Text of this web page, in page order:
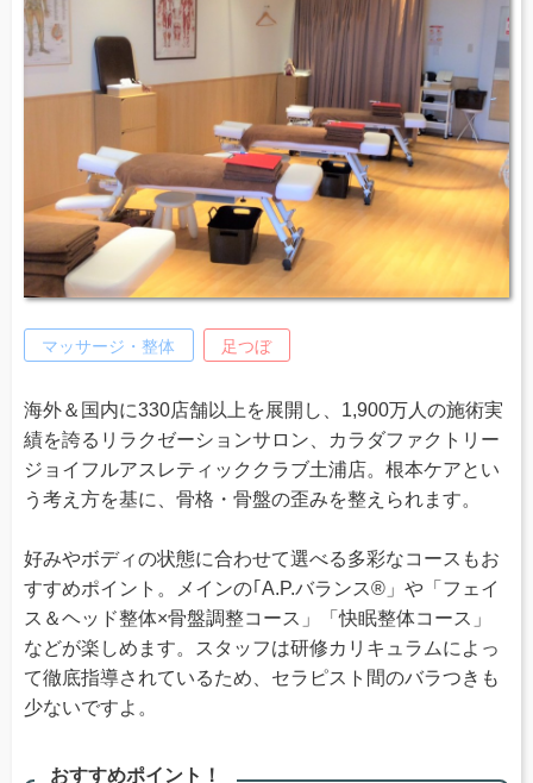
マッサージ・整体 足つぼ
海外＆国内に330店舗以上を展開し、1,900万人の施術実
績を誇るリラクゼーションサロン、カラダファクトリー
ジョイフルアスレティッククラブ土浦店。根本ケアとい
う考え方を基に、骨格・骨盤の歪みを整えられます。
好みやボディの状態に合わせて選べる多彩なコースもお
すすめポイント。メインの｢A.P.バランス®」や「フェイ
ス＆ヘッド整体×骨盤調整コース」「快眠整体コース」
などが楽しめます。スタッフは研修カリキュラムによっ
て徹底指導されているため、セラピスト間のバラつきも
少ないですよ。
おすすめポイント！